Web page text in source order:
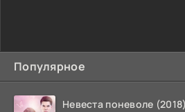
Популярное
Невеста поневоле (2018)